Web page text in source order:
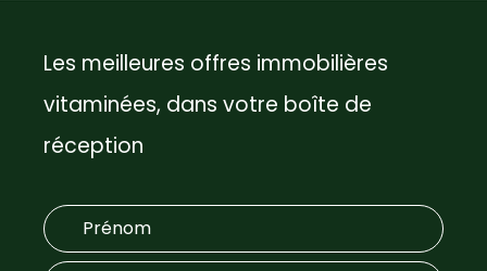
Les meilleures offres immobilières
vitaminées, dans votre boîte de
réception